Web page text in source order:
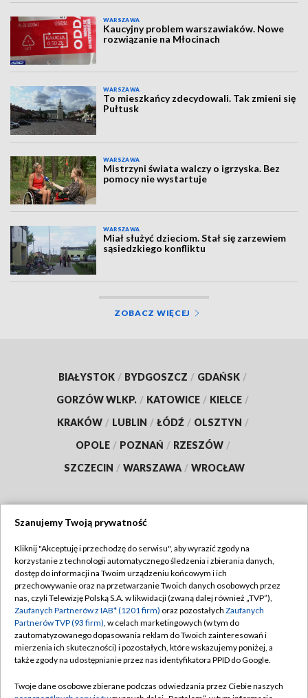
WARSZAWA
Kaucyjny problem warszawiaków. Nowe
rozwiązanie na Młocinach
WARSZAWA
To mieszkańcy zdecydowali. Tak zmieni się
Pułtusk
WARSZAWA
Mistrzyni świata walczy o igrzyska. Bez
pomocy nie wystartuje
WARSZAWA
Miał służyć dzieciom. Stał się zarzewiem
sąsiedzkiego konfliktu
ZOBACZ WIĘCEJ
BIAŁYSTOK / BYDGOSZCZ / GDAŃSK /
GORZÓW WLKP. / KATOWICE / KIELCE /
KRAKÓW / LUBLIN / ŁÓDŹ / OLSZTYN /
OPOLE / POZNAŃ / RZESZÓW /
SZCZECIN / WARSZAWA / WROCŁAW
TVP
Abonament TVP
Emisja w TVP
Centrum informacji TVP
Naziemna Telewizja Cyfrowa
Regulamin TVP
Polityka prywatności
Moje zgody
Pomoc
Szanujemy Twoją prywatność
Kliknij "Akceptuję i przechodzę do serwisu", aby wyrazić zgody na
korzystanie z technologii automatycznego śledzenia i zbierania danych,
dostęp do informacji na Twoim urządzeniu końcowym i ich
przechowywanie oraz na przetwarzanie Twoich danych osobowych przez
nas, czyli Telewizję Polską S.A. w likwidacji (zwaną dalej również „TVP”),
Zaufanych Partnerów z IAB* (1201 firm) oraz pozostałych Zaufanych
Partnerów TVP (93 firm), w celach marketingowych (w tym do
zautomatyzowanego dopasowania reklam do Twoich zainteresowań i
mierzenia ich skuteczności) i pozostałych, które wskazujemy poniżej, a
także zgody na udostępnianie przez nas identyfikatora PPID do Google.
Twoje dane osobowe zbierane podczas odwiedzania przez Ciebie naszych